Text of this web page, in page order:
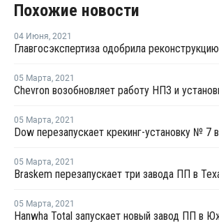
Похожие новости
04 Июня, 2021
05 Марта, 2021
05 Марта, 2021
Dow перезапускает крекинг-установку № 7
05 Марта, 2021
Braskem перезапускает три завода ПП в
05 Марта, 2021
Hanwha Total запускает новый завод ПП в